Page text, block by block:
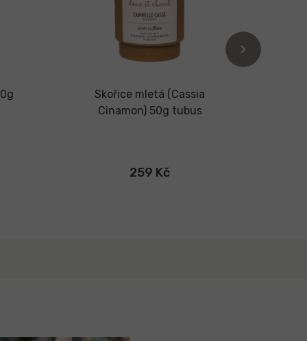
Skořice mletá (Cassia
Cinamon) 50g tubus
259 Kč